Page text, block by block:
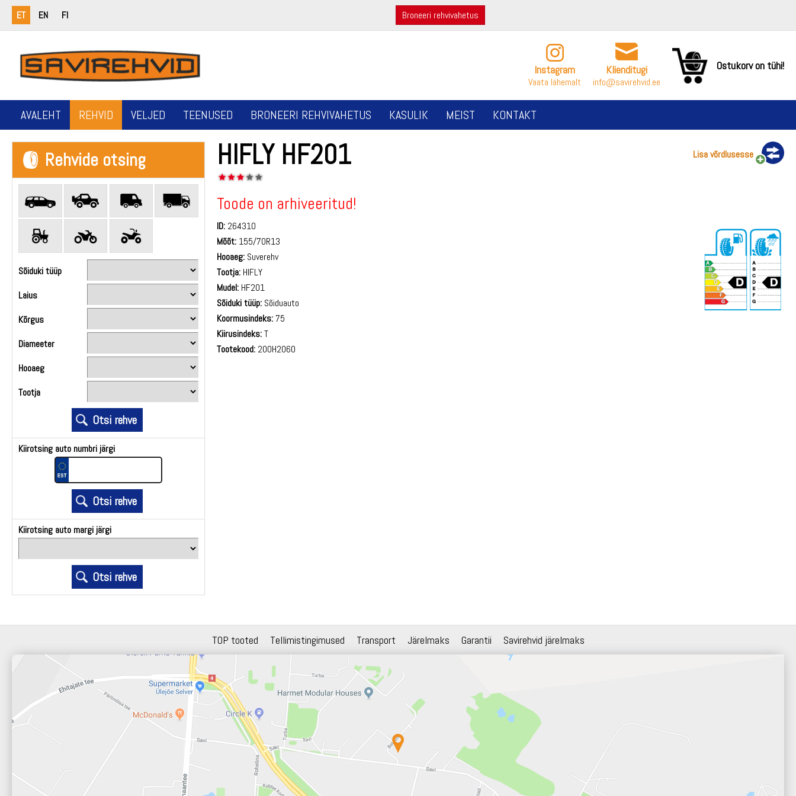
ET EN FI Broneeri rehvivahetus
Instagram
Vaata lähemalt
Klienditugi
info@savirehvid.ee
Ostukorv on tühi!
AVALEHT REHVID VELJED TEENUSED BRONEERI REHVIVAHETUS KASULIK MEIST KONTAKT
Rehvide otsing
Sõiduki tüüp
Laius
Kõrgus
Diameeter
Hooaeg
Tootja
Kiirotsing auto numbri järgi
Kiirotsing auto margi järgi
HIFLY HF201 Lisa võrdlusesse
Toode on arhiveeritud!
ID: 264310
Mõõt: 155/70R13
Hooaeg: Suverehv
Tootja: HIFLY
Mudel: HF201
Sõiduki tüüp: Sõiduauto
Koormusindeks: 75
Kiirusindeks:T
Tootekood: 200H2060
TOP tooted Tellimistingimused Transport Järelmaks Garantii Savirehvid järelmaks